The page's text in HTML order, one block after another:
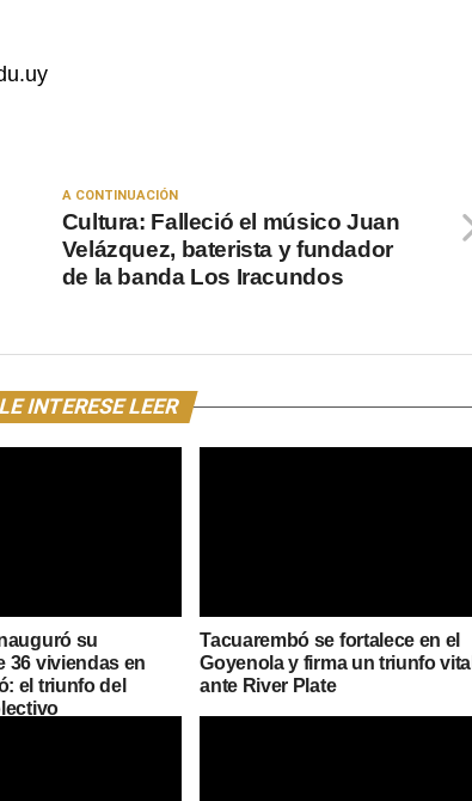
A CONTINUACIÓN
Cultura: Falleció el músico Juan
Velázquez, baterista y fundador
de la banda Los Iracundos
INTERESE LEER
su
36 viviendas en
el triunfo del
Tacuarembó se fortalece en el
Goyenola y firma un triunfo vital
ante River Plate